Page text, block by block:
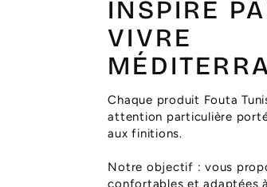
INSPIRÉ
VIVRE
Chaque produit Fouta
attention particulière
aux finitions.
Notre objectif : vous
confortables et adaptées